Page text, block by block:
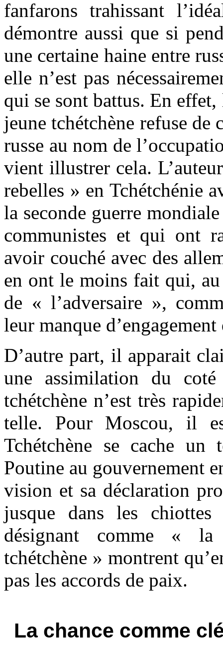
fanfarons trahissant
démontre aussi que si
une certaine haine entre
elle n’est pas
qui se sont battus. En
jeune tchétchène refuse de
russe au nom de
vient illustrer cela.
rebelles » en Tchétchénie
la seconde guerre
communistes et qui ont
avoir couché avec des
en ont le moins fait qui,
de « l’adversaire »,
leur manque
D’autre part, il apparait
une assimilation du
tchétchène n’est très
telle. Pour Moscou, il
Tchétchène se cache un
Poutine au gouvernement
vision et sa déclaration
jusque dans les
désignant comme «
tchétchène » montrent
pas les accords de paix.
La chance comme